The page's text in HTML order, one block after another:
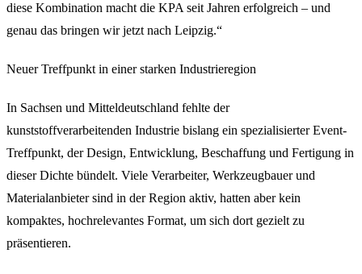
diese Kombination macht die KPA seit Jahren erfolgreich – und
genau das bringen wir jetzt nach Leipzig.“
Neuer Treffpunkt in einer starken Industrieregion
In Sachsen und Mitteldeutschland fehlte der
kunststoffverarbeitenden Industrie bislang ein spezialisierter Event-
Treffpunkt, der Design, Entwicklung, Beschaffung und Fertigung in
dieser Dichte bündelt. Viele Verarbeiter, Werkzeugbauer und
Materialanbieter sind in der Region aktiv, hatten aber kein
kompaktes, hochrelevantes Format, um sich dort gezielt zu
präsentieren.